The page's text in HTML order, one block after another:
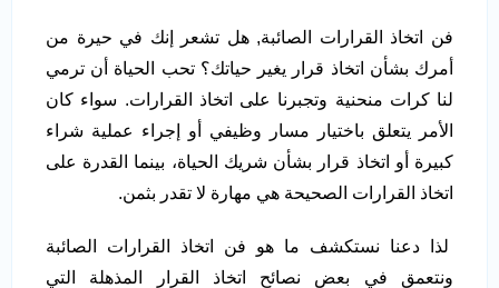
فن اتخاذ القرارات الصائبة, هل تشعر إنك في حيرة من
أمرك بشأن اتخاذ قرار يغير حياتك؟ تحب الحياة أن ترمي
لنا كرات منحنية وتجبرنا على اتخاذ القرارات. سواء كان
الأمر يتعلق باختيار مسار وظيفي أو إجراء عملية شراء
كبيرة أو اتخاذ قرار بشأن شريك الحياة، بينما القدرة على
اتخاذ القرارات الصحيحة هي مهارة لا تقدر بثمن.
لذا دعنا نستكشف ما هو فن اتخاذ القرارات الصائبة
ونتعمق في بعض نصائح اتخاذ القرار المذهلة التي